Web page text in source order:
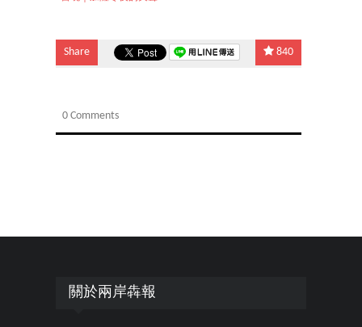
Share 840
0 Comments
關於兩岸犇報